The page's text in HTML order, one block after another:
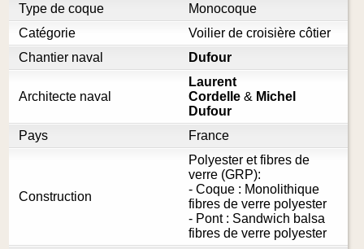
Type de coque
Monocoque
Catégorie
Voilier de croisière côtier
Chantier naval
Dufour
Architecte naval
Laurent
Cordelle& Michel
Dufour
Pays
France
Construction
Polyester et fibres de
verre (GRP):
- Coque : Monolithique
fibres de verre polyester
- Pont : Sandwich balsa
fibres de verre polyester